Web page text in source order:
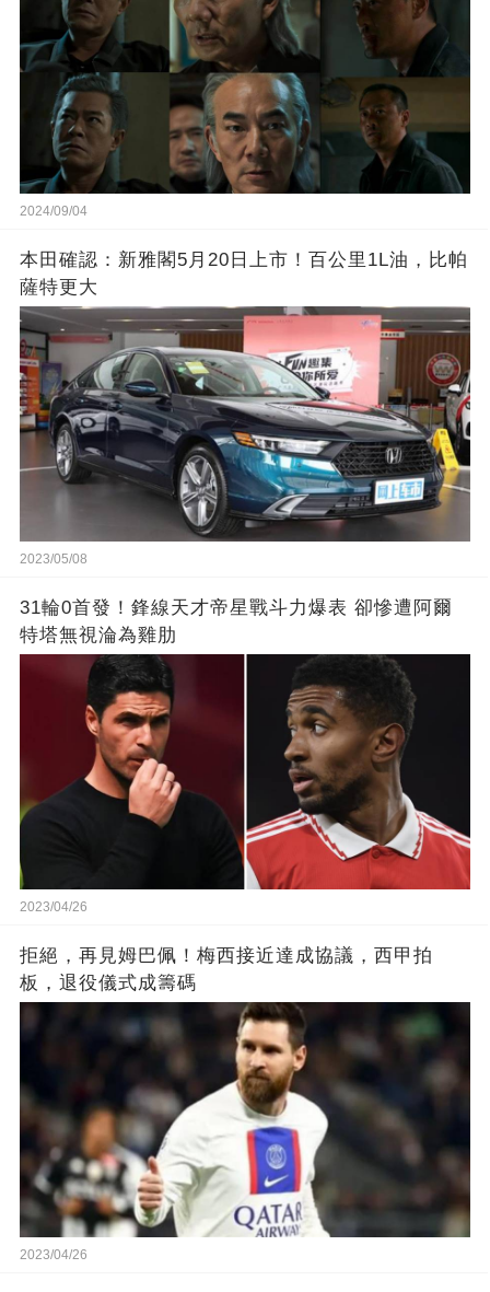
2024/09/04
本田確認：新雅閣5月20日上市！百公里1L油，比帕
薩特更大
2023/05/08
31輪0首發！鋒線天才帝星戰斗力爆表 卻慘遭阿爾
特塔無視淪為雞肋
2023/04/26
拒絕，再見姆巴佩！梅西接近達成協議，西甲拍
板，退役儀式成籌碼
2023/04/26